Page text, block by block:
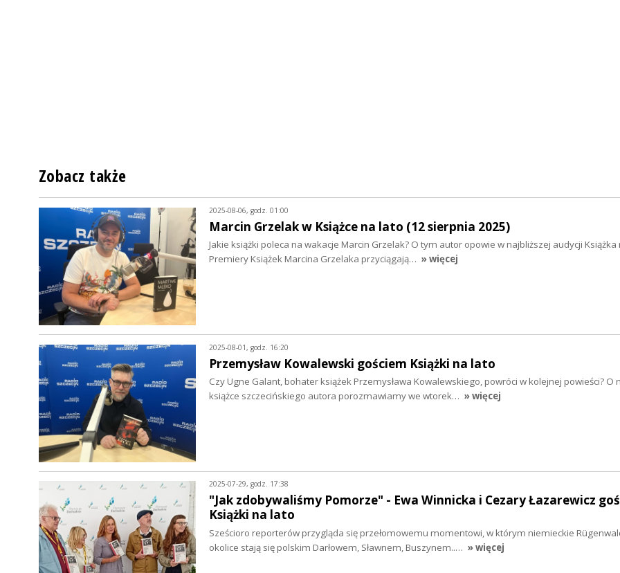
Zobacz także
2025-08-06, godz. 01:00
Marcin Grzelak w Książce na lato (12 sierpnia 2025)
Jakie książki poleca na wakacje Marcin Grzelak? O tym autor opowie w najbliższej audycji Książka
Premiery Książek Marcina Grzelaka przyciągają… » więcej
2025-08-01, godz. 16:20
Przemysław Kowalewski gościem Książki na lato
Czy Ugne Galant, bohater książek Przemysława Kowalewskiego, powróci w kolejnej powieści? O
książce szczecińskiego autora porozmawiamy we wtorek… » więcej
2025-07-29, godz. 17:38
"Jak zdobywaliśmy Pomorze" - Ewa Winnicka i Cezary Łazarewicz
Książki na lato
Sześcioro reporterów przygląda się przełomowemu momentowi, w którym niemieckie
okolice stają się polskim Darłowem, Sławnem, Buszynem..… » więcej